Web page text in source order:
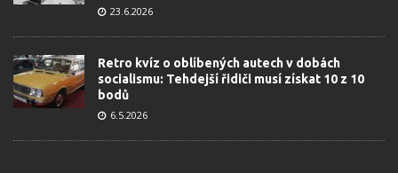
23.6.2026
Retro kvíz o oblíbených autech v dobách
socialismu: Tehdejší řidiči musí získat 10 z 10
bodů
6.5.2026